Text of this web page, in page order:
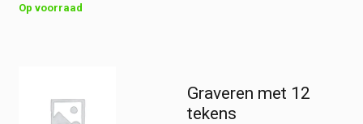
Op voorraad
Graveren met 12
tekens